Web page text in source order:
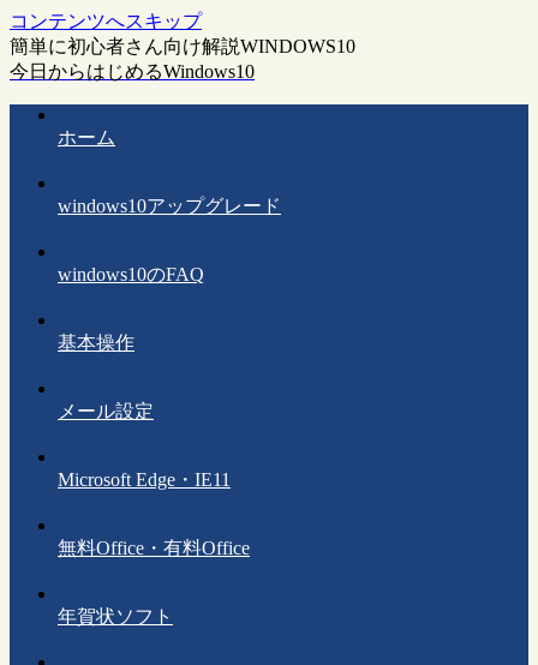
コンテンツへスキップ
簡単に初心者さん向け解説WINDOWS10
今日からはじめるWindows10
ホーム
windows10アップグレード
windows10のFAQ
基本操作
メール設定
Microsoft Edge・IE11
無料Office・有料Office
年賀状ソフト